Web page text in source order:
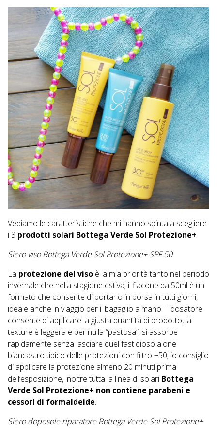
Vediamo le caratteristiche che mi hanno spinta a scegliere
i 3 prodotti solari Bottega Verde Sol Protezione+
Siero viso Bottega Verde Sol Protezione+ SPF 50
La protezione del viso è la mia priorità tanto nel periodo
invernale che nella stagione estiva; il flacone da 50ml è un
formato che consente di portarlo in borsa in tutti giorni,
ideale anche in viaggio per il bagaglio a mano. Il dosatore
consente di applicare la giusta quantità di prodotto, la
texture è leggera e per nulla “pastosa”, si assorbe
rapidamente senza lasciare quel fastidioso alone
biancastro tipico delle protezioni con filtro +50; io consiglio
di applicare la protezione almeno 20 minuti prima
dell’esposizione, inoltre tutta la linea di solari Bottega
Verde Sol Protezione+ non contiene parabeni e
cessori di formaldeide.
Siero doposole riparatore Bottega Verde Sol Protezione+